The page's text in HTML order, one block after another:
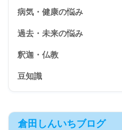
病気・健康の悩み
過去・未来の悩み
釈迦・仏教
豆知識
倉田しんいちブログ